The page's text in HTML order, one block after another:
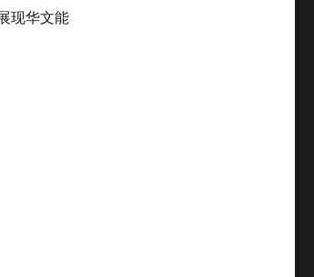
现华文能